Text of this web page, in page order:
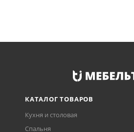
КАТАЛОГ ТОВАРОВ
Кухня и столовая
Спальня